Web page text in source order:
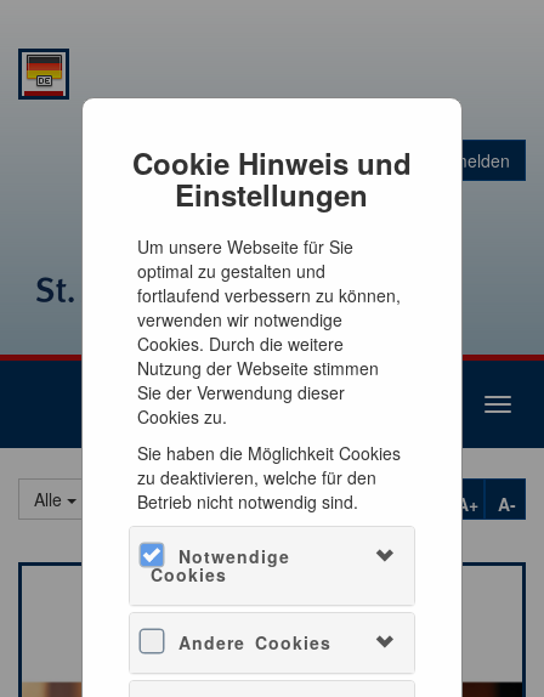
Cookie Hinweis und
Einstellungen
Um unsere Webseite für Sie
optimal zu gestalten und
fortlaufend verbessern zu können,
verwenden wir notwendige
Cookies. Durch die weitere
Nutzung der Webseite stimmen
Sie der Verwendung dieser
Cookies zu.
Sie haben die Möglichkeit Cookies
zu deaktivieren, welche für den
Betrieb nicht notwendig sind.
Notwendige
Cookies
Andere Cookies
Warenkorb
0 Artikel 0,00 €
Anmelden
Alle A-
A+